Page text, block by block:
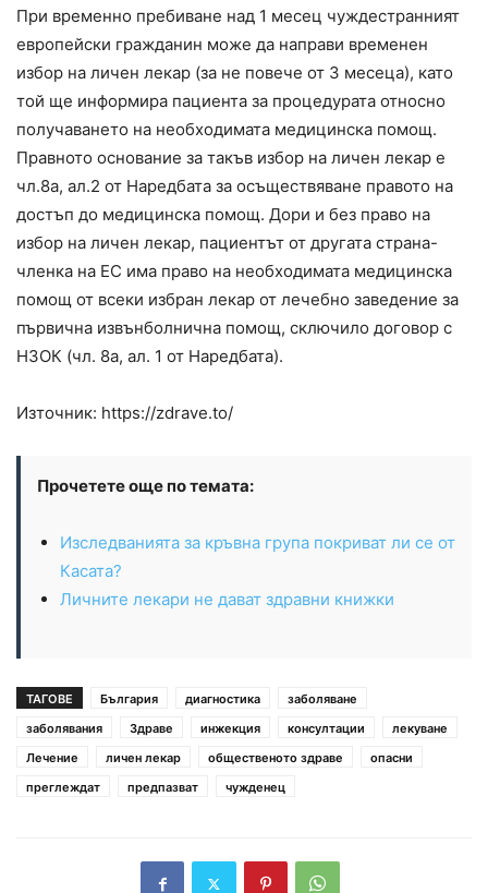
При временно пребиване над 1 месец чуждестранният
европейски гражданин може да направи временен
избор на личен лекар (за не повече от 3 месеца), като
той ще информира пациента за процедурата относно
получаването на необходимата медицинска помощ.
Правното основание за такъв избор на личен лекар е
чл.8а, ал.2 от Наредбата за осъществяване правото на
достъп до медицинска помощ. Дори и без право на
избор на личен лекар, пациентът от другата страна-
членка на ЕС има право на необходимата медицинска
помощ от всеки избран лекар от лечебно заведение за
първична извънболнична помощ, сключило договор с
НЗОК (чл. 8а, ал. 1 от Наредбата).
Източник: https://zdrave.to/
Прочетете още по темата:
Изследванията за кръвна група покриват ли се от
Касата?
Личните лекари не дават здравни книжки
ТАГОВЕ България диагностика
заболяване
заболявания
Здраве инжекция консултации
лекуване
Лечение
личен лекар общественото здраве
опасни
преглеждат
предпазват чужденец